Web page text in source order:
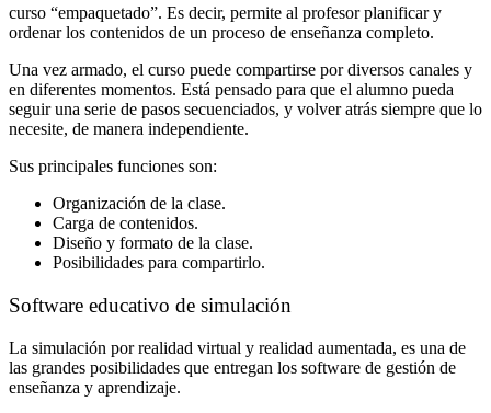
curso “empaquetado”. Es decir, permite al profesor planificar y
ordenar los contenidos de un proceso de enseñanza completo.
Una vez armado, el curso puede compartirse por diversos canales y
en diferentes momentos. Está pensado para que el alumno pueda
seguir una serie de pasos secuenciados, y volver atrás siempre que lo
necesite, de manera independiente.
Sus principales funciones son:
Organización de la clase.
Carga de contenidos.
Diseño y formato de la clase.
Posibilidades para compartirlo.
Software educativo de simulación
La simulación por realidad virtual y realidad aumentada, es una de
las grandes posibilidades que entregan los software de gestión de
enseñanza y aprendizaje.